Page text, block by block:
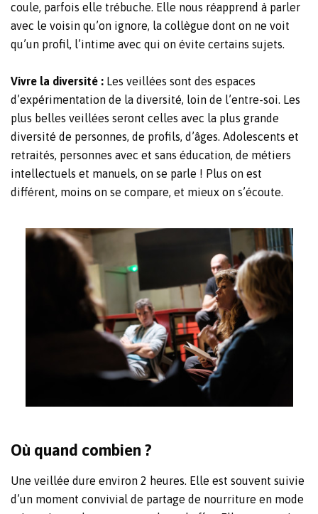
coule, parfois elle trébuche. Elle nous réapprend à parler
avec le voisin qu’on ignore, la collègue dont on ne voit
qu’un profil, l’intime avec qui on évite certains sujets.
Vivre la diversité : Les veillées sont des espaces
d’expérimentation de la diversité, loin de l’entre-soi. Les
plus belles veillées seront celles avec la plus grande
diversité de personnes, de profils, d’âges. Adolescents et
retraités, personnes avec et sans éducation, de métiers
intellectuels et manuels, on se parle ! Plus on est
différent, moins on se compare, et mieux on s’écoute.
Où quand combien ?
Une veillée dure environ 2 heures. Elle est souvent suivie
d’un moment convivial de partage de nourriture en mode